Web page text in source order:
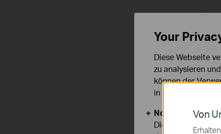
Von
Your
Diese Webseite
zu analysieren
können der
in unseren
Notwendige
Diese Cookies